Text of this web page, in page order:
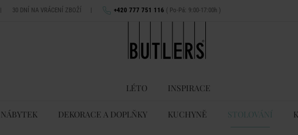
| 30 DNÍ NA VRÁCENÍ ZBOŽÍ | +420 777 751 116 ( Po-Pá: 9:00-17:00h )
LÉTO INSPIRACE
NÁBYTEK DEKORACE A DOPLŇKY KUCHYNĚ STOLOVÁNÍ